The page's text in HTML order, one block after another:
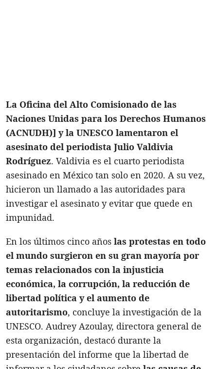
La Oficina del Alto Comisionado de las
Naciones Unidas para los Derechos Humanos
(ACNUDH)] y la UNESCO lamentaron el
asesinato del periodista Julio Valdivia
Rodríguez. Valdivia es el cuarto periodista
asesinado en México tan solo en 2020. A su vez,
hicieron un llamado a las autoridades para
investigar el asesinato y evitar que quede en
impunidad.
En los últimos cinco años las protestas en todo
el mundo surgieron en su gran mayoría por
temas relacionados con la injusticia
económica, la corrupción, la reducción de
libertad política y el aumento de
autoritarismo, concluye la investigación de la
UNESCO. Audrey Azoulay, directora general de
esta organización, destacó durante la
presentación del informe que la libertad de